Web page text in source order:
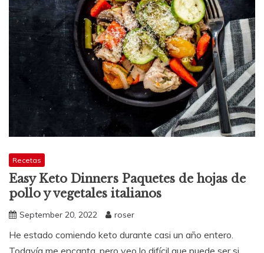
Recetas
Easy Keto Dinners Paquetes de hojas de
pollo y vegetales italianos
September 20, 2022 roser
He estado comiendo keto durante casi un año entero.